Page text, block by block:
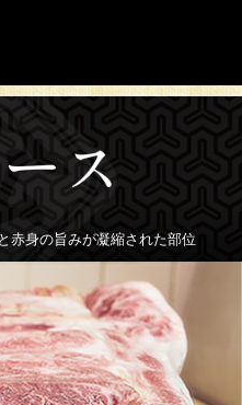
赤身の旨みが凝縮された部位